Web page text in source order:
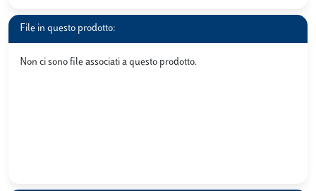
File in questo prodotto:
Non ci sono file associati a questo prodotto.